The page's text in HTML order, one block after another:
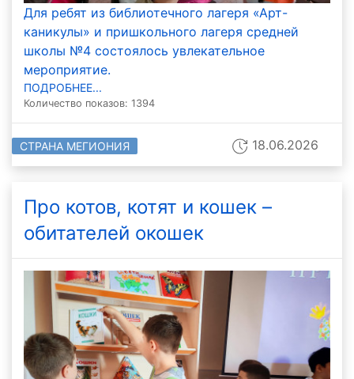
Для ребят из библиотечного лагеря «Арт-
каникулы» и пришкольного лагеря средней
школы №4 состоялось увлекательное
мероприятие.
ПОДРОБНЕЕ...
Количество показов: 1394
СТРАНА МЕГИОНИЯ 18.06.2026
Про котов, котят и кошек –
обитателей окошек